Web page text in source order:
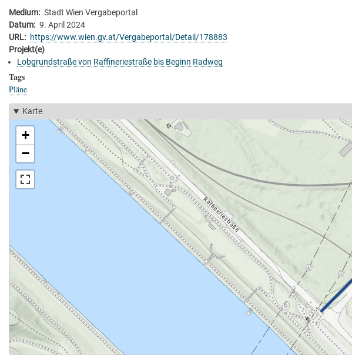
Medium
Stadt Wien Vergabeportal
Datum
9. April 2024
URL
https://www.wien.gv.at/Vergabeportal/Detail/178883
Projekt(e)
Lobgrundstraße von Raffineriestraße bis Beginn Radweg
Tags
Pläne
Karte
+
−